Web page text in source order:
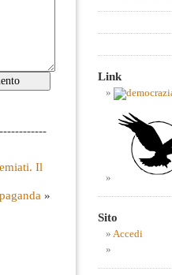
Il
»
Link
Sito
Accedi